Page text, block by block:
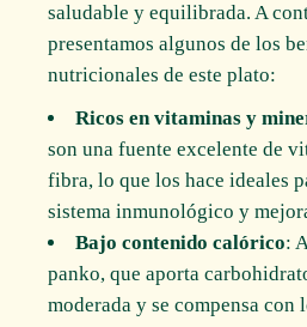
saludable y equilibrada. A
presentamos algunos de los
nutricionales de este plato:
Ricos en vitaminas y
son una fuente excelente de
fibra, lo que los hace ideales
sistema inmunológico y
Bajo contenido calórico:
panko, que aporta
moderada y se compensa con